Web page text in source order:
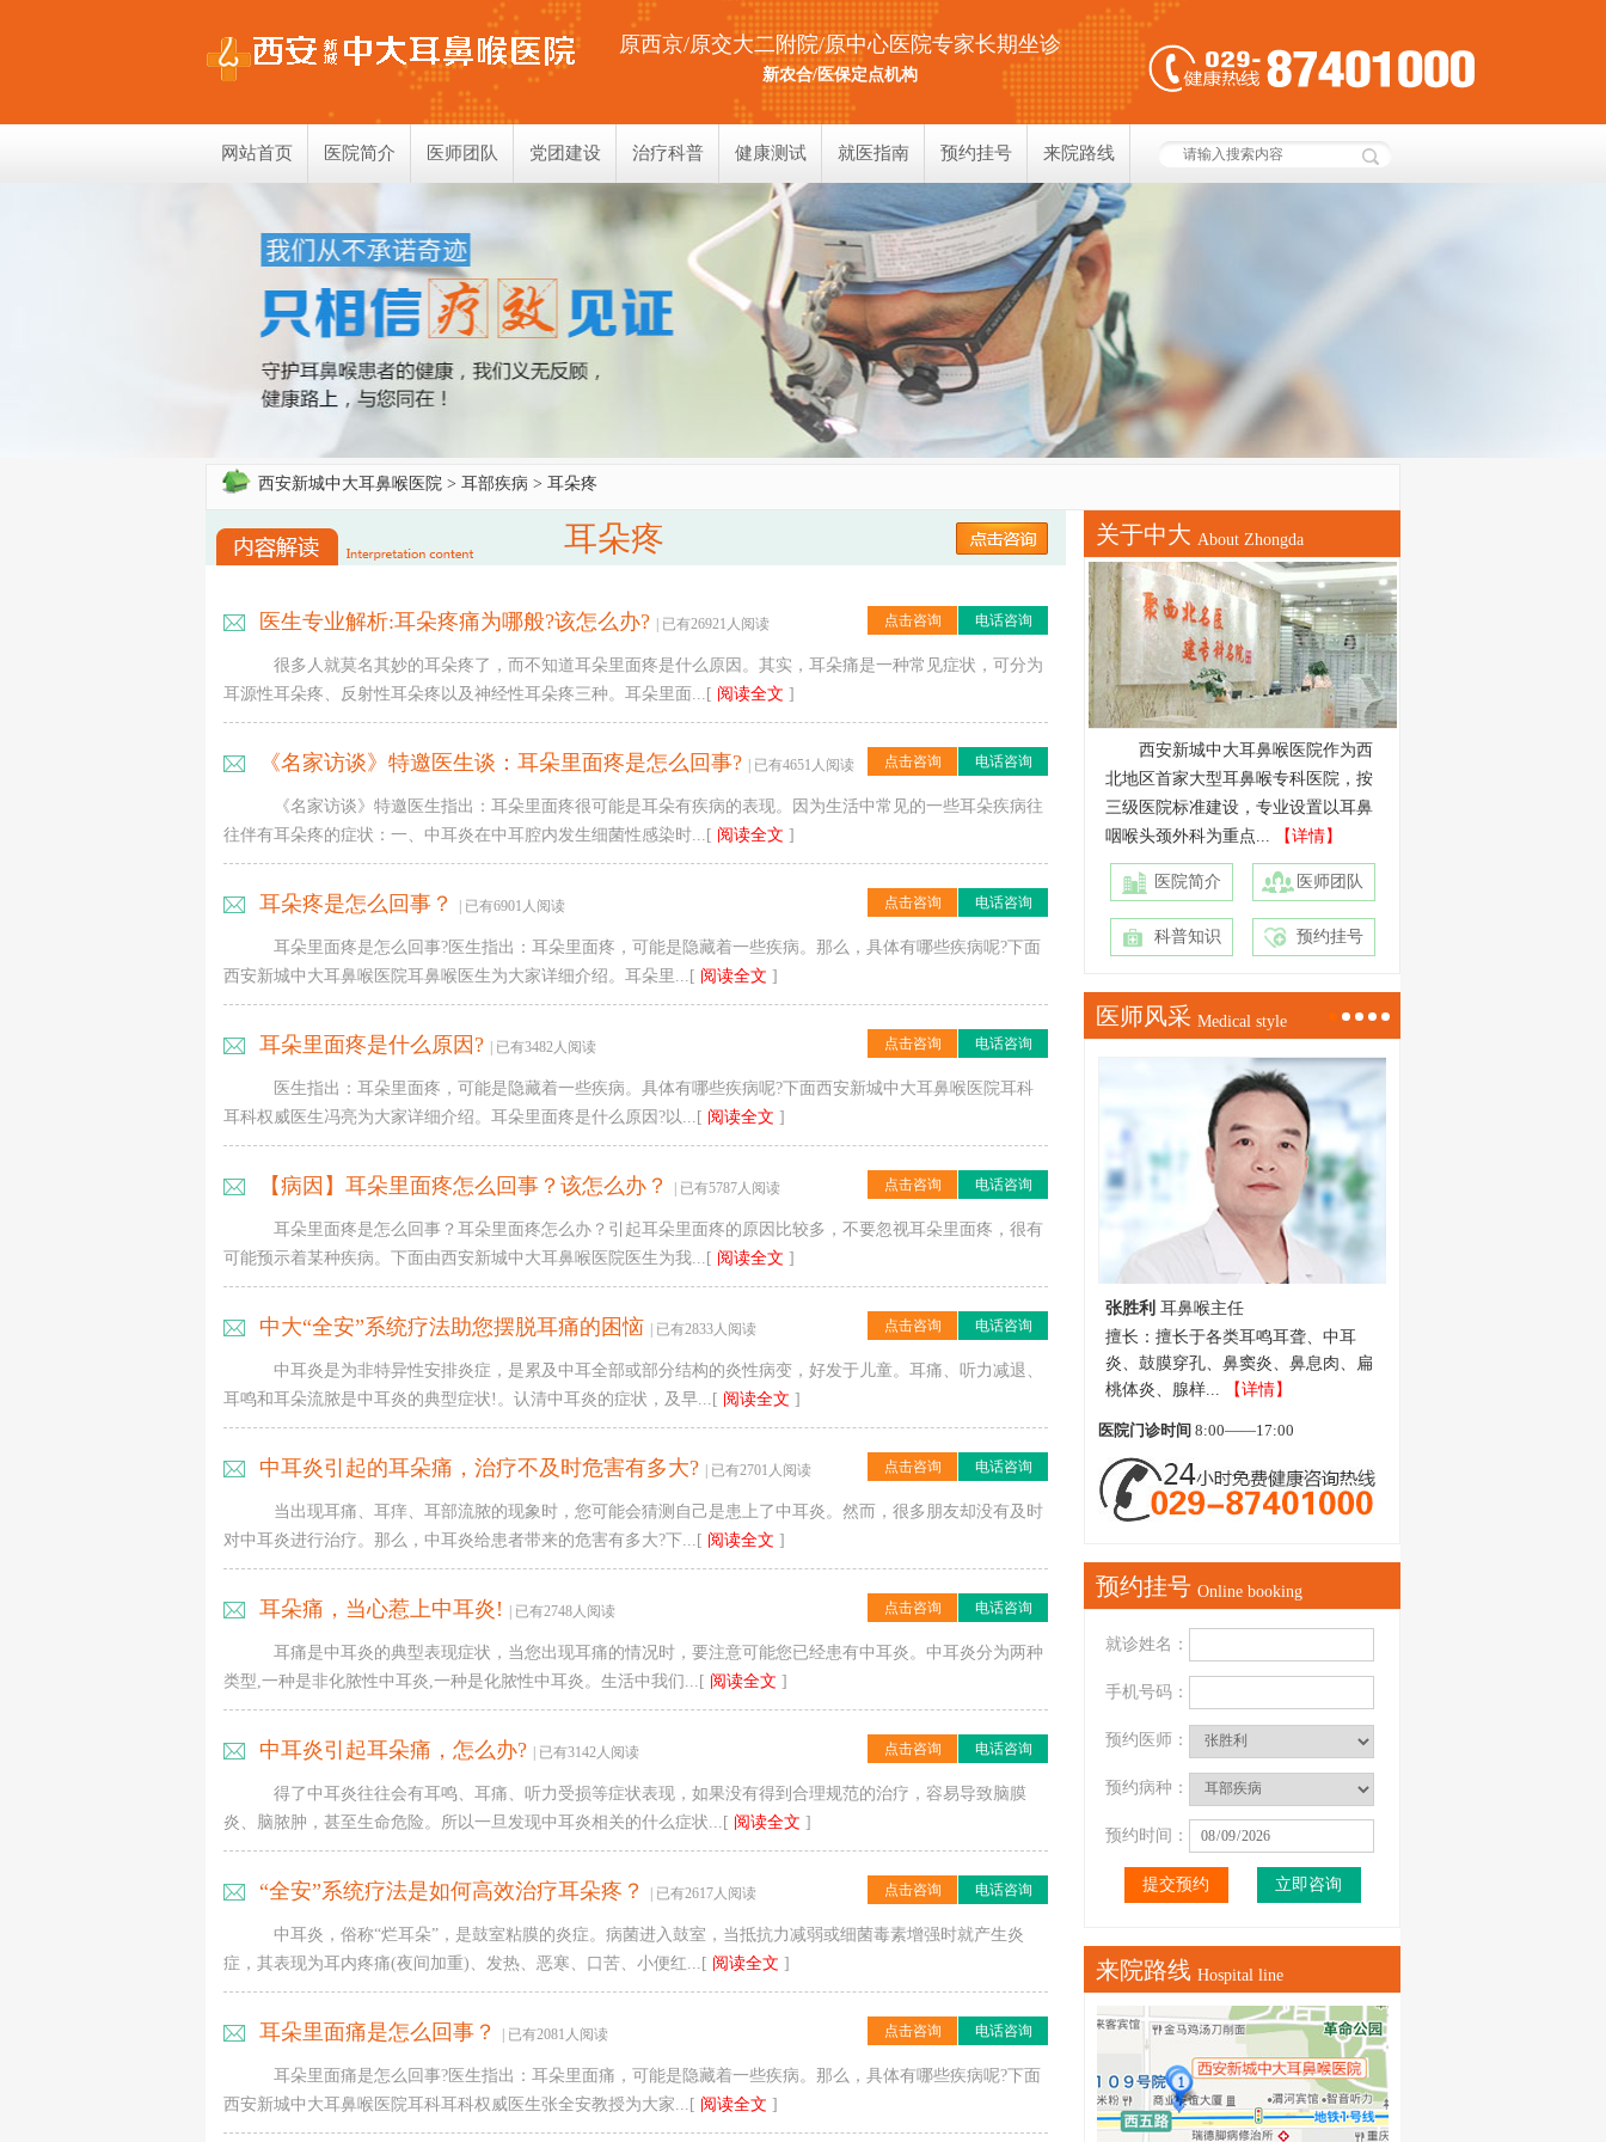
原西京/原交大二附院/原中心医院专家长期坐诊
新农合/医保定点机构
网站首页 医院简介 医师团队 党团建设 治疗科普 健康测试
耳部测试
鼻部测试
喉部测试
就医指南 预约挂号 来院路线
西安新城中大耳鼻喉医院 > 耳部疾病 > 耳朵疼
耳朵疼
医生专业解析:耳朵疼痛为哪般?该怎么办? | 已有26921人阅读 点击咨询 电话咨询
很多人就莫名其妙的耳朵疼了，而不知道耳朵里面疼是什么原因。其实，耳朵痛是一种常见症状，可分为
耳源性耳朵疼、反射性耳朵疼以及神经性耳朵疼三种。耳朵里面...[ 阅读全文 ]
《名家访谈》特邀医生谈：耳朵里面疼是怎么回事? | 已有4651人阅读 点击咨询 电话咨询
《名家访谈》特邀医生指出：耳朵里面疼很可能是耳朵有疾病的表现。因为生活中常见的一些耳朵疾病往
往伴有耳朵疼的症状：一、中耳炎在中耳腔内发生细菌性感染时...[ 阅读全文 ]
耳朵疼是怎么回事？ | 已有6901人阅读 点击咨询 电话咨询
耳朵里面疼是怎么回事?医生指出：耳朵里面疼，可能是隐藏着一些疾病。那么，具体有哪些疾病呢?下面
西安新城中大耳鼻喉医院耳鼻喉医生为大家详细介绍。耳朵里...[ 阅读全文 ]
耳朵里面疼是什么原因? | 已有3482人阅读 点击咨询 电话咨询
医生指出：耳朵里面疼，可能是隐藏着一些疾病。具体有哪些疾病呢?下面西安新城中大耳鼻喉医院耳科
耳科权威医生冯亮为大家详细介绍。耳朵里面疼是什么原因?以...[ 阅读全文 ]
【病因】耳朵里面疼怎么回事？该怎么办？ | 已有5787人阅读 点击咨询 电话咨询
耳朵里面疼是怎么回事？耳朵里面疼怎么办？引起耳朵里面疼的原因比较多，不要忽视耳朵里面疼，很有
可能预示着某种疾病。下面由西安新城中大耳鼻喉医院医生为我...[ 阅读全文 ]
中大“全安”系统疗法助您摆脱耳痛的困恼 | 已有2833人阅读 点击咨询 电话咨询
中耳炎是为非特异性安排炎症，是累及中耳全部或部分结构的炎性病变，好发于儿童。耳痛、听力减退、
耳鸣和耳朵流脓是中耳炎的典型症状!。认清中耳炎的症状，及早...[ 阅读全文 ]
中耳炎引起的耳朵痛，治疗不及时危害有多大? | 已有2701人阅读 点击咨询 电话咨询
当出现耳痛、耳痒、耳部流脓的现象时，您可能会猜测自己是患上了中耳炎。然而，很多朋友却没有及时
对中耳炎进行治疗。那么，中耳炎给患者带来的危害有多大?下...[ 阅读全文 ]
耳朵痛，当心惹上中耳炎! | 已有2748人阅读 点击咨询 电话咨询
耳痛是中耳炎的典型表现症状，当您出现耳痛的情况时，要注意可能您已经患有中耳炎。中耳炎分为两种
类型,一种是非化脓性中耳炎,一种是化脓性中耳炎。生活中我们...[ 阅读全文 ]
中耳炎引起耳朵痛，怎么办? | 已有3142人阅读 点击咨询 电话咨询
得了中耳炎往往会有耳鸣、耳痛、听力受损等症状表现，如果没有得到合理规范的治疗，容易导致脑膜
炎、脑脓肿，甚至生命危险。所以一旦发现中耳炎相关的什么症状...[ 阅读全文 ]
“全安”系统疗法是如何高效治疗耳朵疼？ | 已有2617人阅读 点击咨询 电话咨询
中耳炎，俗称“烂耳朵”，是鼓室粘膜的炎症。病菌进入鼓室，当抵抗力减弱或细菌毒素增强时就产生炎
症，其表现为耳内疼痛(夜间加重)、发热、恶寒、口苦、小便红...[ 阅读全文 ]
耳朵里面痛是怎么回事？ | 已有2081人阅读 点击咨询 电话咨询
耳朵里面痛是怎么回事?医生指出：耳朵里面痛，可能是隐藏着一些疾病。那么，具体有哪些疾病呢?下面
西安新城中大耳鼻喉医院耳科耳科权威医生张全安教授为大家...[ 阅读全文 ]
关于中大 About Zhongda
西安新城中大耳鼻喉医院作为西
北地区首家大型耳鼻喉专科医院，按
三级医院标准建设，专业设置以耳鼻
咽喉头颈外科为重点...
【详情】
医院简介 医师团队
科普知识 预约挂号
医师风采 Medical style
邓瑶珠 副教授 副主任医师
擅长：原西京医院耳鼻咽喉科副教
授，擅长神经耳科领域的研究，尤其
在听功能障碍...
【详情】
医院门诊时间 8:00——17:00
预约挂号 Online booking
就诊姓名：
手机号码：
预约医师：
预约病种：
预约时间：
立即咨询
来院路线 Hospital line